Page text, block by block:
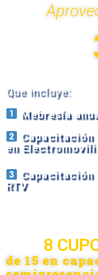
Que incluye:
Mebresía
en
RTV
de 15 en
8